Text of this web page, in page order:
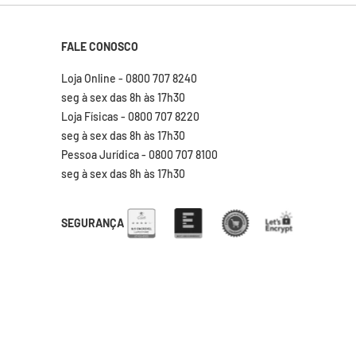
FALE CONOSCO
Loja Online - 0800 707 8240
seg à sex das 8h às 17h30
Loja Físicas - 0800 707 8220
seg à sex das 8h às 17h30
Pessoa Jurídica - 0800 707 8100
seg à sex das 8h às 17h30
SEGURANÇA